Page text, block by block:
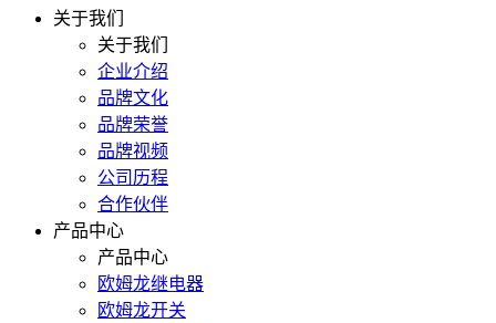
关于我们
关于我们
企业介绍
品牌文化
品牌荣誉
品牌视频
公司历程
合作伙伴
产品中心
产品中心
欧姆龙继电器
欧姆龙开关